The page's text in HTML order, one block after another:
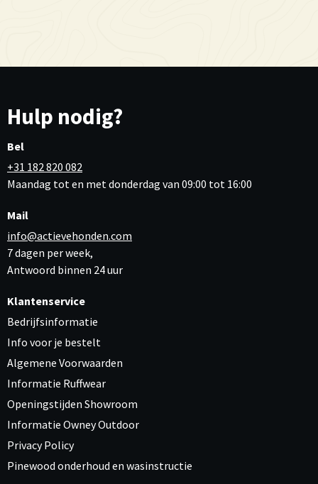
Hulp nodig?
Bel
+31 182 820 082
Maandag tot en met donderdag van 09:00 tot 16:00
Mail
info@actievehonden.com
7 dagen per week,
Antwoord binnen 24 uur
Klantenservice
Bedrijfsinformatie
Info voor je bestelt
Algemene Voorwaarden
Informatie Ruffwear
Openingstijden Showroom
Informatie Owney Outdoor
Privacy Policy
Pinewood onderhoud en wasinstructie